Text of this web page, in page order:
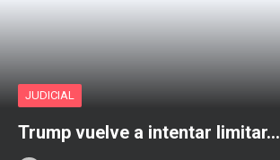
JUDICIAL
Trump vuelve a intentar limitar…